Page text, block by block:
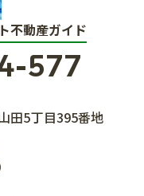
不動産ガイド
577
田5丁目395番地